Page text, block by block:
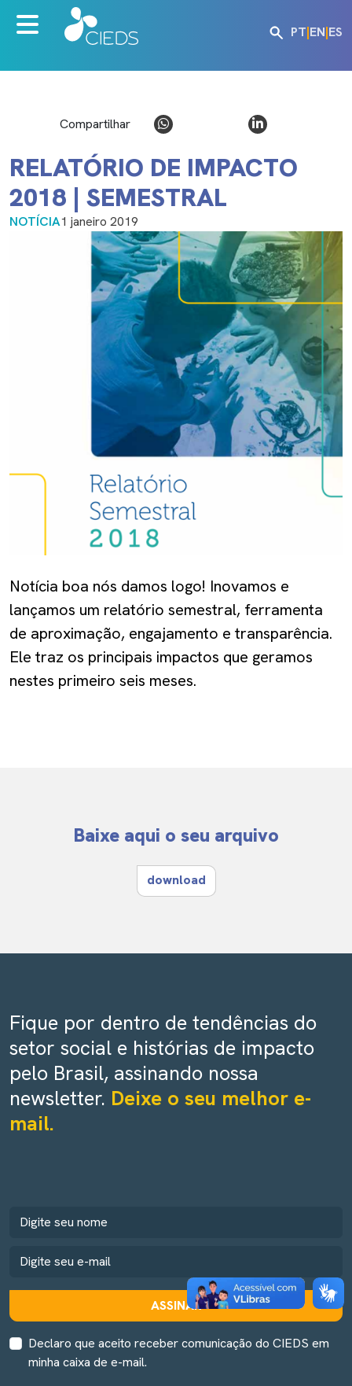
PT|EN|ES
Compartilhar
RELATÓRIO DE IMPACTO
2018 | SEMESTRAL
NOTÍCIA1 janeiro 2019
Notícia boa nós damos logo! Inovamos e
lançamos um relatório semestral, ferramenta
de aproximação, engajamento e transparência.
Ele traz os principais impactos que geramos
nestes primeiro seis meses.
Baixe aqui o seu arquivo
download
Fique por dentro de tendências do
setor social e histórias de impacto
pelo Brasil, assinando nossa
newsletter. Deixe o seu melhor e-
mail.
ASSINAR
Declaro que aceito receber comunicação do CIEDS em
minha caixa de e-mail.